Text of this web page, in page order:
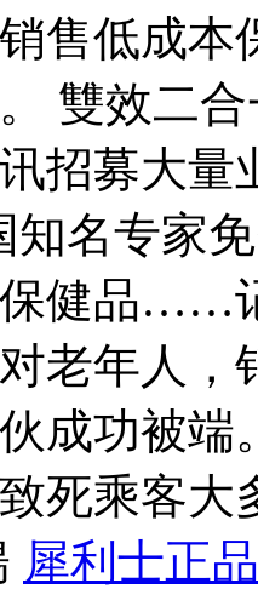
售低成本
雙效二
招募大
知名专家
保健品……
老年人
成功被端
死乘客大
犀利士正品